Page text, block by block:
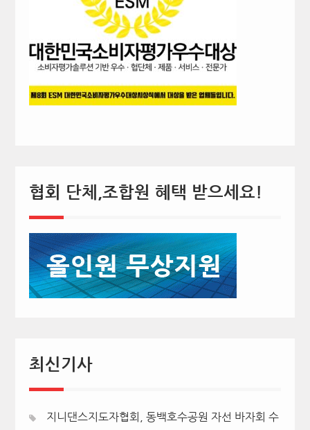
협회 단체,조합원 혜택 받으세요!
최신기사
지니댄스지도자협회, 동백호수공원 자선 바자회 수